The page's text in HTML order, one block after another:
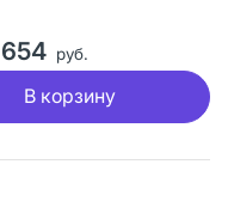
654 руб.
В корзину